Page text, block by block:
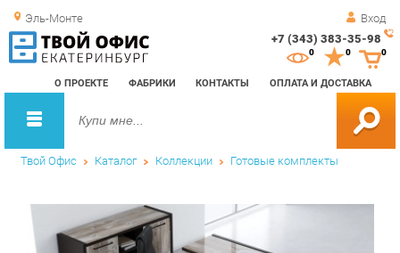
Эль-Монте Вход
+7 (343) 383-35-98
О ПРОЕКТЕ ФАБРИКИ КОНТАКТЫ ОПЛАТА И ДОСТАВКА
0 0
Твой Офис Каталог Коллекции Готовые комплекты